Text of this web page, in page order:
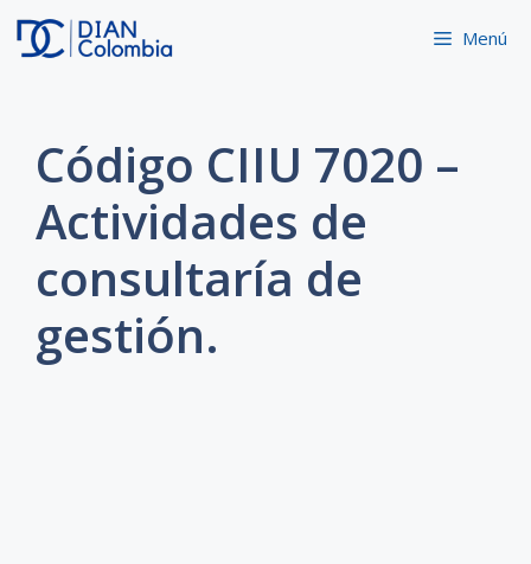
Saltar
Menú
Código CIIU 7020 –
Actividades de
consultaría de
gestión.